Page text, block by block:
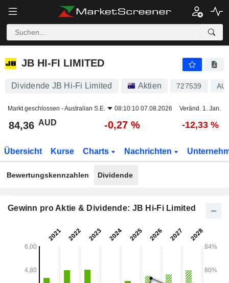
JB HI-FI LIMITED
JB HI-FI LIMITED
Dividende JB Hi-Fi Limited Aktien 727539
Markt geschlossen -Australian S.E. 08:10:10 07.08.2026 Veränd. 1. Jan.
84,36 AUD -0,27 % -12,33 %
Übersicht Kurse Charts Nachrichten
Bewertungskennzahlen Dividende
Gewinn pro Aktie & Dividende: JB Hi-Fi Limited